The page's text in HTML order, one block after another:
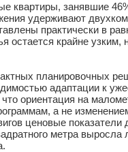
квартиры, занявшие
удерживают
практически в
остается крайне
планировочных
адаптации к
ориентация на
а не
ценовые показатели
метра выросла